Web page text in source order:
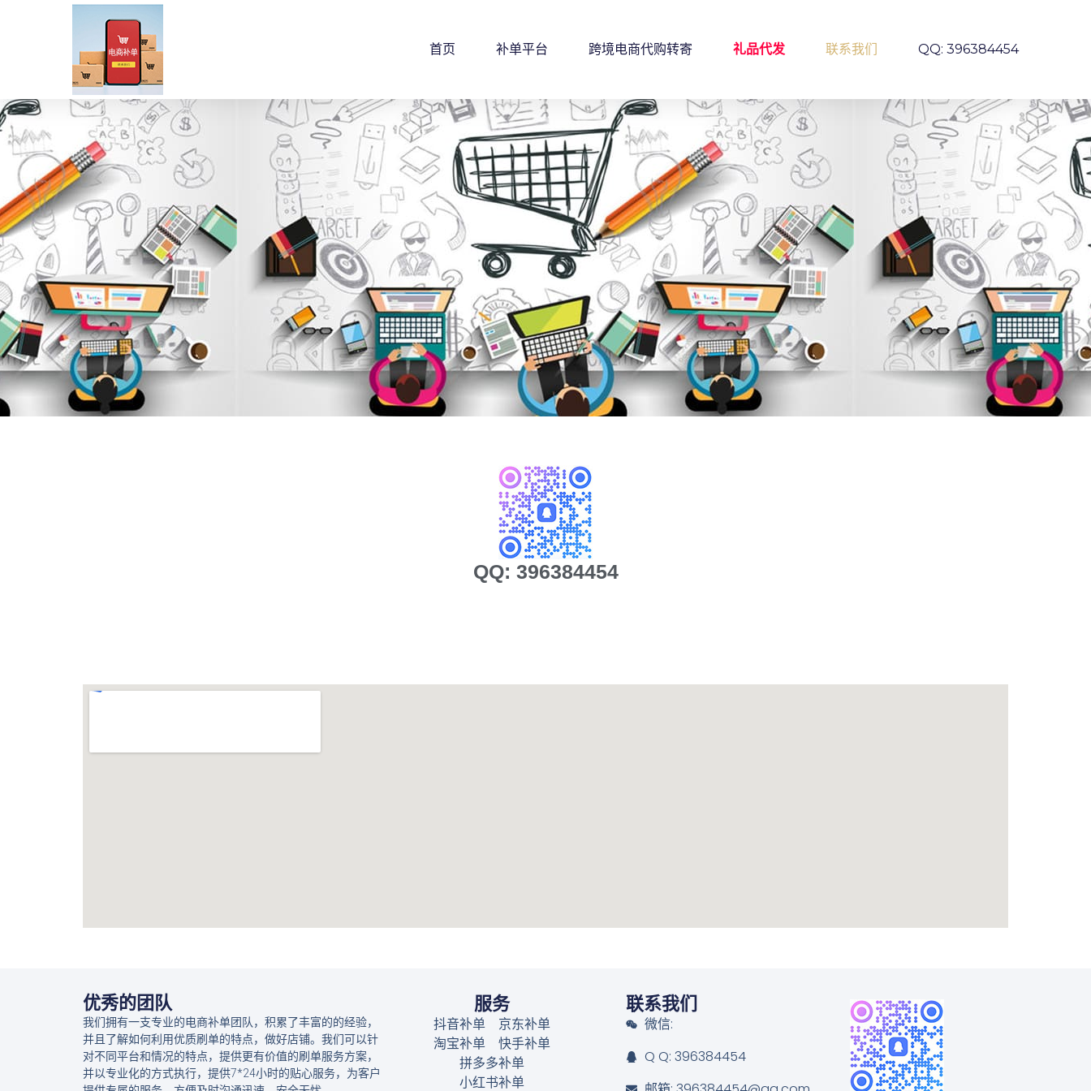
首页 补单平台 跨境电商代购转寄 礼品代发 联系我们 QQ: 396384454
QQ: 396384454
优秀的团队
我们拥有一支专业的电商补单团队，积累了丰富的的经验，
并且了解如何利用优质刷单的特点，做好店铺。我们可以针
对不同平台和情况的特点，提供更有价值的刷单服务方案，
并以专业化的方式执行，提供7*24小时的贴心服务，为客户
服务
抖音补单
京东补单
淘宝补单
快手补单
拼多多补单
小红书补单
联系我们
微信:
Q Q: 396384454